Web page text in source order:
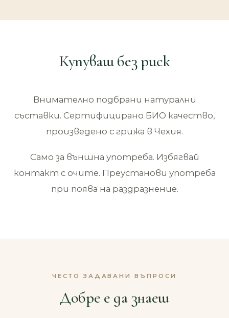
Купуваш без риск
Внимателно подбрани натурални
съставки. Сертифицирано БИО качество,
произведено с грижа в Чехия.
Само за външна употреба. Избягвай
контакт с очите. Преустанови употреба
при поява на раздразнение.
ЧЕСТО ЗАДАВАНИ ВЪПРОСИ
Добре е да знаеш